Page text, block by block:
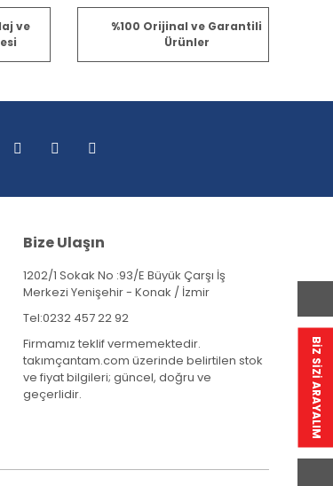
ve
%100 Orijinal ve Garantili
Ürünler
Bize Ulaşın
1202/1 Sokak No :93/E Büyük Çarşı İş
Merkezi Yenişehir - Konak / İzmir
Tel:0232 457 22 92
Firmamız teklif vermemektedir.
takımçantam.com üzerinde belirtilen stok
ve fiyat bilgileri; güncel, doğru ve
geçerlidir.
BİZ SİZİ ARAYALIM